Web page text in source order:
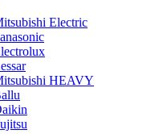
Electric
HEAVY